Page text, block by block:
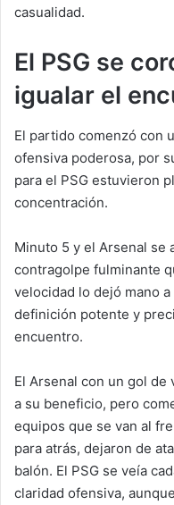
casualidad.
El PSG se
igualar el
El partido comenzó con
ofensiva poderosa, por
para el PSG estuvieron
concentración.
Minuto 5 y el Arsenal se
contragolpe fulminante
velocidad lo dejó mano
definición potente y
encuentro.
El Arsenal con un gol
a su beneficio, pero
equipos que se van al
para atrás, dejaron de
balón. El PSG se veía
claridad ofensiva,